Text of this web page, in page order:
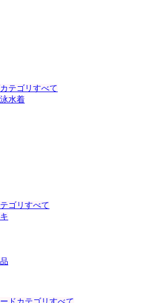
テゴリすべて
水着
ゴリすべて